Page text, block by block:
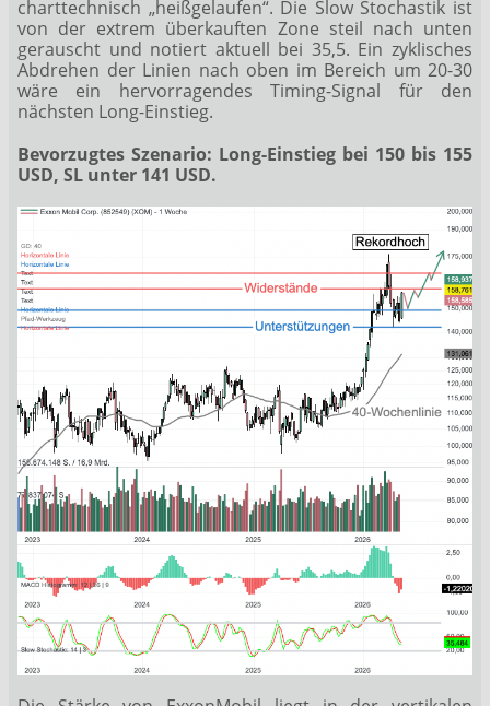
charttechnisch „heißgelaufen“. Die Slow Stochastik ist
von der extrem überkauften Zone steil nach unten
gerauscht und notiert aktuell bei 35,5. Ein zyklisches
Abdrehen der Linien nach oben im Bereich um 20-30
wäre ein hervorragendes Timing-Signal für den
nächsten Long-Einstieg.
Bevorzugtes Szenario: Long-Einstieg bei 150 bis 155
USD, SL unter 141 USD.